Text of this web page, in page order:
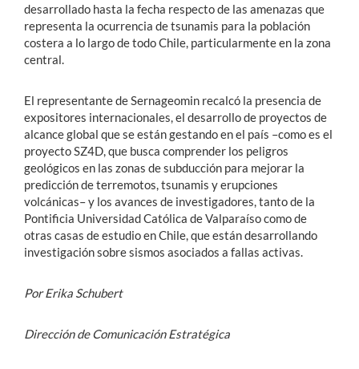
desarrollado hasta la fecha respecto de las amenazas que
representa la ocurrencia de tsunamis para la población
costera a lo largo de todo Chile, particularmente en la zona
central.
El representante de Sernageomin recalcó la presencia de
expositores internacionales, el desarrollo de proyectos de
alcance global que se están gestando en el país –como es el
proyecto SZ4D, que busca comprender los peligros
geológicos en las zonas de subducción para mejorar la
predicción de terremotos, tsunamis y erupciones
volcánicas– y los avances de investigadores, tanto de la
Pontificia Universidad Católica de Valparaíso como de
otras casas de estudio en Chile, que están desarrollando
investigación sobre sismos asociados a fallas activas.
Por Erika Schubert
Dirección de Comunicación Estratégica